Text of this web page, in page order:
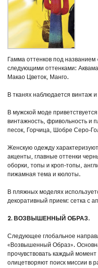
Гамма оттенков под названием
следующими оттенками:
Макао Цветок, Манго.
В тканях наблюдается винтаж и
В мужской моде
винтажность, фривольность и
песок, Горчица, Шобре Серо-
Женскую одежду
акценты, главные оттенки
оборки, топы и кроп-топы,
пижамная тема и кюлоты.
В пляжных моделях
декоративный прием: сетка с
2. ВОЗВЫШЕННЫЙ ОБРАЗ.
Следующее глобальное
«Возвышенный Образ».
прочувствовать каждый
олицетворяют поиск миссии в